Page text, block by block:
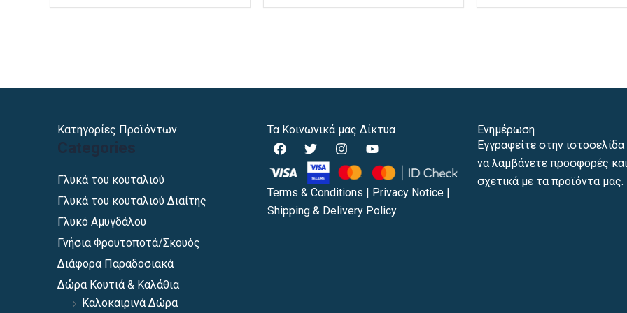
προϊόντος
προϊόντος
Κατηγορίες Προϊόντων
Categories
Γλυκά του κουταλιού
Γλυκά του κουταλιού Διαίτης
Γλυκό Αμυγδάλου
Γνήσια Φρουτοποτά/Σκουός
Διάφορα Παραδοσιακά
Δώρα Κουτιά & Καλάθια
Καλοκαιρινά Δώρα
Τα Κοινωνικά μας Δίκτυα
F
a
c
e
b
o
o
T
w
i
t
t
e
r
I
n
s
t
a
g
r
Y
o
u
t
u
b
e
Terms & Conditions | Privacy Notice |
Shipping & Delivery Policy
Ενημέρωση
Εγγραφείτε στην ιστοσελίδα
να λαμβάνετε προσφορές
σχετικά με τα προϊόντα μας.